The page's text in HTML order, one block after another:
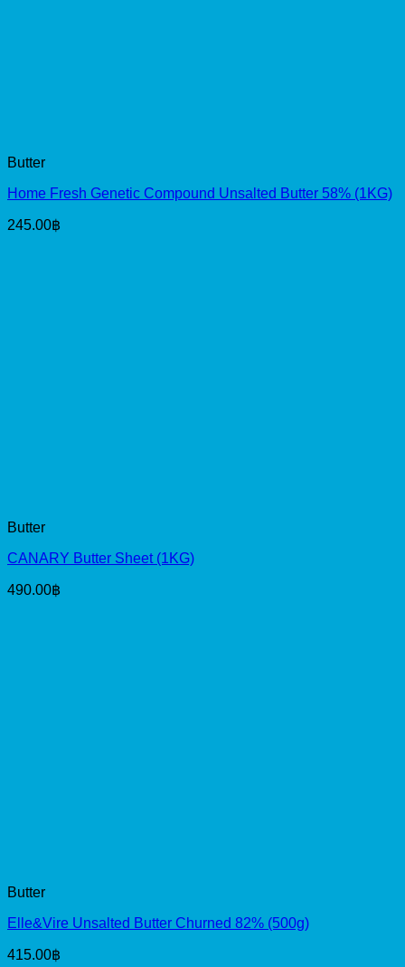
Butter
Home Fresh Genetic Compound Unsalted Butter 58% (1KG)
245.00฿
Butter
CANARY Butter Sheet (1KG)
490.00฿
Butter
Elle&Vire Unsalted Butter Churned 82% (500g)
415.00฿